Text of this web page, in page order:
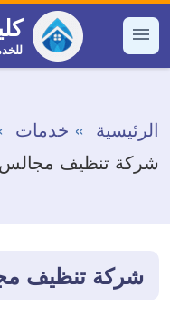
التجاوز
إلى القائمة
الرئيسية خدمات
شركة تنظيف مجالس
شركة تنظيف